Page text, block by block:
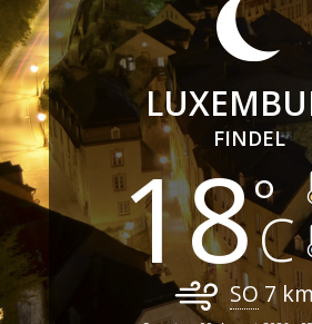
FINDEL
18
SO7